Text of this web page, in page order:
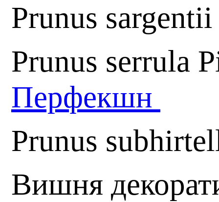
Prunus
Prunus serrula
Перфекшн
Prunus
Вишня